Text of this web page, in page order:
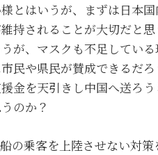
とはいうが、まずは日本
持されることが大切だと
が、マスクも不足してい
民や県民が賛成できるだ
金を天引きし中国へ送ろ
のか？
の乗客を上陸させない対